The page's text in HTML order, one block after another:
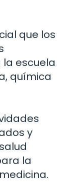
que los
escuela
química
y
la